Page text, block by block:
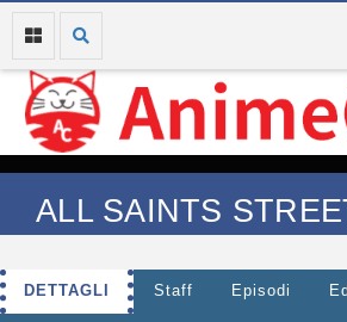
ALL SAINTS
DETTAGLI Staff Episodi